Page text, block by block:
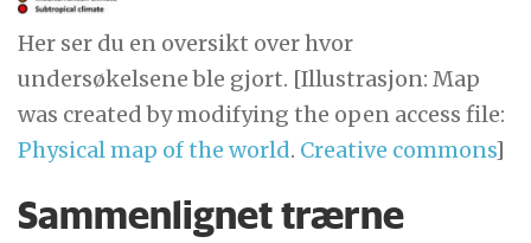
Her ser du en oversikt over hvor
undersøkelsene ble gjort. [Illustrasjon: Map
was created by modifying the open access file:
Physical map of the world. Creative commons]
Sammenlignet trærne